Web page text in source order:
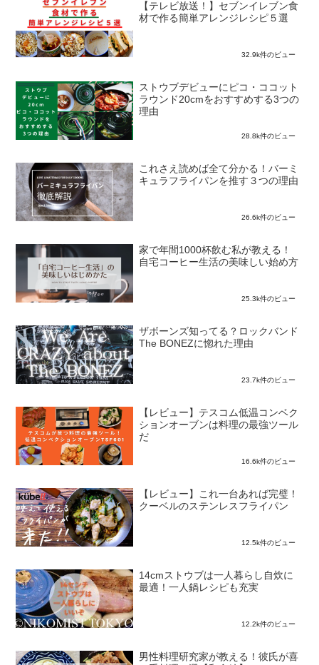
【テレビ放送！】セブンイレブン食
材で作る簡単アレンジレシピ５選
32.9k件のビュー
ストウブデビューにピコ・ココット
ラウンド20cmをおすすめする3つの
理由
28.8k件のビュー
これさえ読めば全て分かる！バーミ
キュラフライパンを推す３つの理由
26.6k件のビュー
家で年間1000杯飲む私が教える！
自宅コーヒー生活の美味しい始め方
25.3k件のビュー
ザボーンズ知ってる？ロックバンド
The BONEZに惚れた理由
23.7k件のビュー
【レビュー】テスコム低温コンベク
ションオーブンは料理の最強ツール
だ
16.6k件のビュー
【レビュー】これ一台あれば完璧！
クーベルのステンレスフライパン
12.5k件のビュー
14cmストウブは一人暮らし自炊に
最適！一人鍋レシピも充実
12.2k件のビュー
男性料理研究家が教える！彼氏が喜